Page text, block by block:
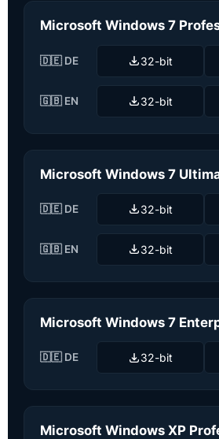
Microsoft Windows 7
🇩🇪 DE 32-bit
🇬🇧 EN 32-bit
Microsoft Windows 7
🇩🇪 DE 32-bit
🇬🇧 EN 32-bit
Microsoft Windows 7
🇩🇪 DE 32-bit
Microsoft Windows XP